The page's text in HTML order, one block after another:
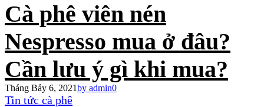
Cà phê viên nén
Nespresso mua ở đâu?
Cần lưu ý gì khi mua?
Tháng Bảy 6, 2021by admin0
Tin tức cà phê